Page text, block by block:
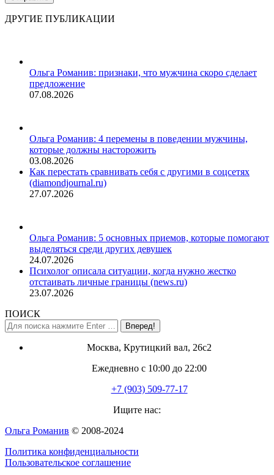
ДРУГИЕ ПУБЛИКАЦИИ
Ольга Романив: признаки, что мужчина скоро сделает
предложение
07.08.2026
Ольга Романив: 4 перемены в поведении мужчины,
которые должны насторожить
03.08.2026
Как перестать сравнивать себя с другими в соцсетях
(diamondjournal.ru)
27.07.2026
Ольга Романив: 5 основных приемов, которые помогают
выделяться среди других девушек
24.07.2026
Психолог описала ситуации, когда нужно жестко
отстаивать личные границы (news.ru)
23.07.2026
ПОИСК
Поиск:
Москва, Крутицкий вал, 26с2
Ежедневно с 10:00 до 22:00
+7 (903) 509-77-17
Ищите нас:
открывается
Ольга Романив © 2008-2024
Политика конфиденциальности
Пользовательское соглашение